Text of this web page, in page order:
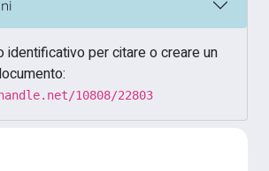
identificativo per citare o creare un
10808/22803